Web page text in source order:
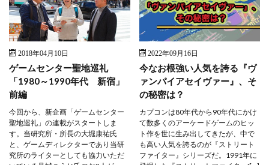
2018年04月10日
ゲームセンター聖地巡礼
「1980～1990年代 新宿」
前編
今回から、新企画「ゲームセンター
聖地巡礼」の連載がスタートしま
す。当研究所・所長の大堀康祐氏
と、ゲームディレクターであり当研
究所のライターとしても協力いただ
2022年09月16日
今なお根強い人気を誇る『ヴ
ァンパイアセイヴァー』、そ
の秘密は？
カプコンは80年代から90年代にかけ
て数多くのアーケードゲームのヒッ
ト作を世に生み出してきたが、中で
も高い人気を誇るのが『ストリート
ファイター』シリーズだ。1991年に